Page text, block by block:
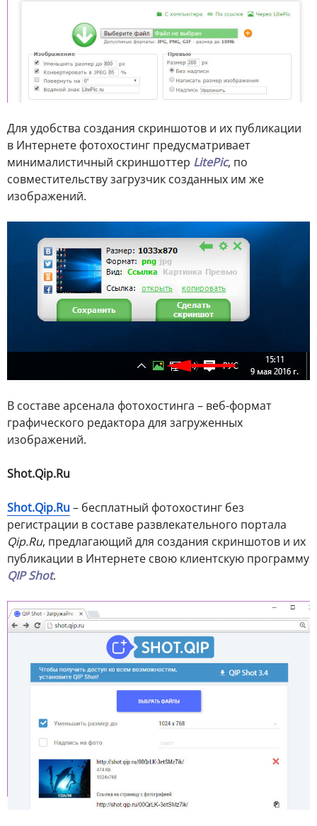
Для удобства создания скриншотов и их публикации
в Интернете фотохостинг предусматривает
минималистичный скриншоттер LitePic, по
совместительству загрузчик созданных им же
изображений.
В составе арсенала фотохостинга – веб-формат
графического редактора для загруженных
изображений.
Shot.Qip.Ru
Shot.Qip.Ru – бесплатный фотохостинг без
регистрации в составе развлекательного портала
Qip.Ru, предлагающий для создания скриншотов и их
публикации в Интернете свою клиентскую программу
QIP Shot.